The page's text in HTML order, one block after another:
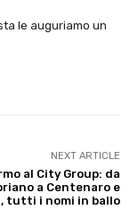
le auguriamo un
NEXT ARTICLE
al City Group: da
a Centenaro e
tutti i nomi in ballo